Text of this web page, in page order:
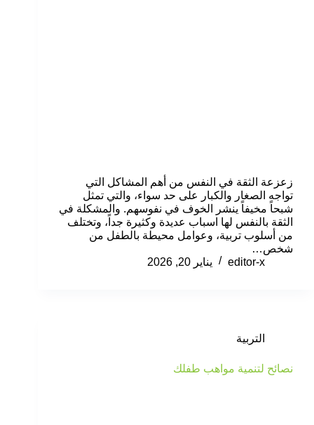
زعزعة الثقة في النفس من أهم المشاكل التي
تواجه الصغار والكبار على حد سواء، والتي تمثل
شبحاً مخيفاً ينشر الخوف في نفوسهم. والمشكلة في
الثقة بالنفس لها اسباب عديدة وكثيرة جداً، وتختلف
من أسلوب تربية، وعوامل محيطة بالطفل من
شخص…
editor-x
يناير 20, 2026
التربية
نصائح لتنمية مواهب طفلك